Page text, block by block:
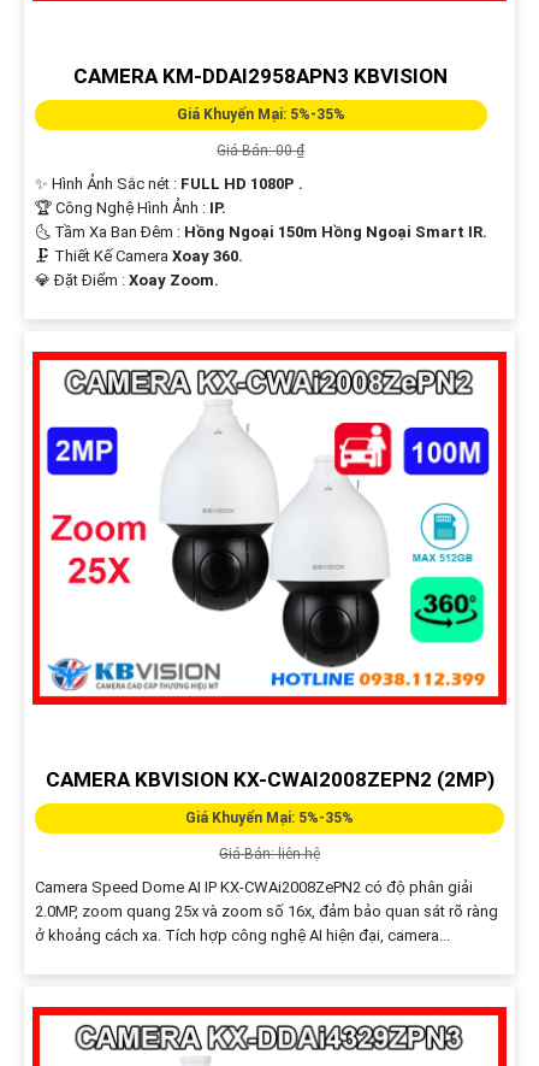
CAMERA KM-DDAI2958APN3 KBVISION
Giá Khuyến Mại: 5%-35%
Giá Bán: 00 ₫
✨ Hình Ảnh Sắc nét : FULL HD 1080P .
🏆 Công Nghệ Hình Ảnh : IP.
🌜 Tầm Xa Ban Đêm : Hồng Ngoại 150m Hồng Ngoại Smart IR.
🗜️ Thiết Kế Camera Xoay 360.
️💎 Đặt Điểm : Xoay Zoom.
CAMERA KBVISION KX-CWAI2008ZEPN2 (2MP)
Giá Khuyến Mại: 5%-35%
Giá Bán: liên hệ
Camera Speed Dome AI IP KX-CWAi2008ZePN2 có độ phân giải
2.0MP, zoom quang 25x và zoom số 16x, đảm bảo quan sát rõ ràng
ở khoảng cách xa. Tích hợp công nghệ AI hiện đại, camera...